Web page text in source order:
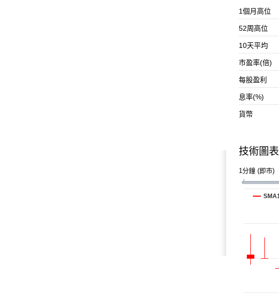
1個月高位
52周高位
10天平均
市盈率(倍)
每股盈利
息率(%)
貨幣
技術圖表
1分鐘 (即市)